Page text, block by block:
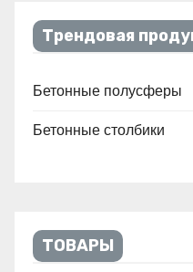
Трендовая
Бетонные полусферы
Бетонные столбики
ТОВАРЫ